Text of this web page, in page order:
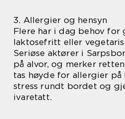
3. Allergier og hensyn
Flere har i dag behov
laktosefritt eller
Seriøse aktører i
på alvor, og merker
tas høyde for allergier
stress rundt bordet og
ivaretatt.